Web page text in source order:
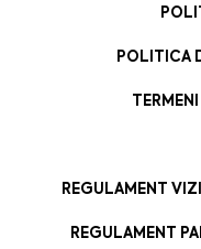
POLITICA
REGULAMENT
REGULAMENT